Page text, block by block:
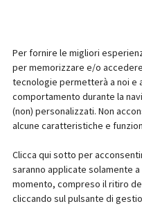
Per fornire le migliori
per memorizzare e/o
tecnologie permetterà a noi e
comportamento durante la
(non) personalizzati. Non
alcune caratteristiche e
Clicca qui sotto per
saranno applicate solamente
momento, compreso il ritiro
cliccando sul pulsante di